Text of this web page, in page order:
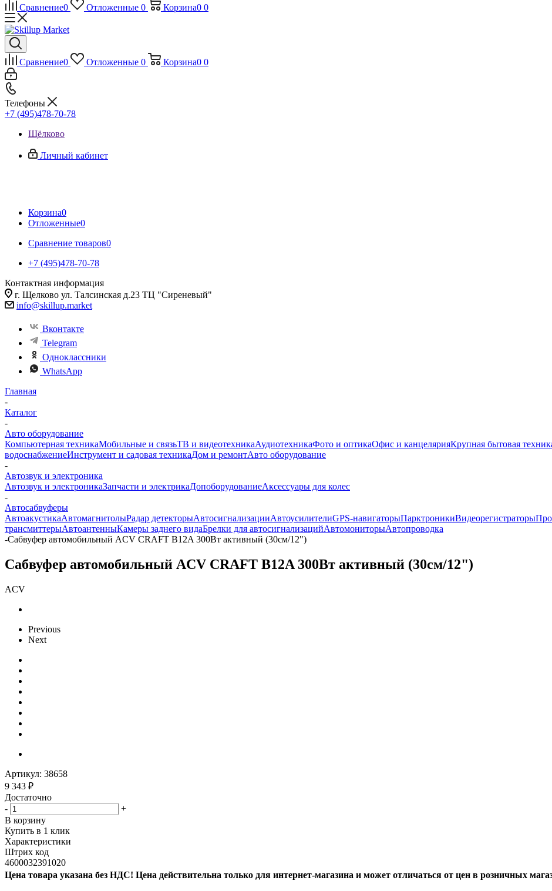
Сравнение0 Отложенные 0 Корзина0 0
Сравнение0 Отложенные 0 Корзина0 0
Телефоны
+7 (495)478-70-78
Щёлково
Личный кабинет
Корзина0
Отложенные0
Сравнение товаров0
+7 (495)478-70-78
Контактная информация
г. Щелково ул. Талсинская д.23 ТЦ "Сиреневый"
info@skillup.market
Вконтакте
Telegram
Одноклассники
WhatsApp
Главная
-
Каталог
-
Авто оборудование
Компьютерная техникаМобильные и связьТВ и видеотехникаАудиотехникаФото и оптикаОфис и канцелярияКрупная бытовая
водоснабжениеИнструмент и садовая техникаДом и ремонтАвто оборудование
-
Автозвук и электроника
Автозвук и электроникаЗапчасти и электрикаДопоборудованиеАксессуары для колес
-
Автосабвуферы
АвтоакустикаАвтомагнитолыРадар детекторыАвтосигнализацииАвтоусилителиGPS-навигаторыПарктроникиВидеорегистраторы
трансмиттерыАвтоантенныКамеры заднего видаБрелки для автосигнализацийАвтомониторыАвтопроводка
-Сабвуфер автомобильный ACV CRAFT B12A 300Вт активный (30см/12")
Сабвуфер автомобильный ACV CRAFT B12A 300Вт активный (30см/12")
ACV
Previous
Next
Артикул: 38658
9 343 ₽
Достаточно
-
+
В корзину
Купить в 1 клик
Характеристики
Штрих код
4600032391020
Цена товара указана без НДС! Цена действительна только для интернет-магазина и может отличаться от цен в розничных